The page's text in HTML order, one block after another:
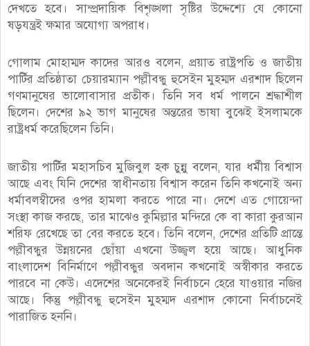
দেখতে হবে। সাম্প্রদায়িক বিশৃঙ্খলা সৃষ্টির উদ্দেশ্যে যে কোনো
ষড়যন্ত্রই ক্ষমার অযোগ্য অপরাধ।
গোলাম মোহাম্মদ কাদের আরও বলেন, প্রয়াত রাষ্ট্রপতি ও জাতীয়
পার্টির প্রতিষ্ঠাতা চেয়ারম্যান পল্লীবন্ধু হুসেইন মুহম্মদ এরশাদ ছিলেন
গণমানুষের ভালোবাসার প্রতীক। তিনি সব ধর্ম পালনে শ্রদ্ধাশীল
ছিলেন। দেশের ৯২ ভাগ মানুষের অন্তরের ভাষা বুঝেই ইসলামকে
রাষ্ট্রধর্ম করেছিলেন তিনি।
জাতীয় পার্টির মহাসচিব মুজিবুল হক চুন্নু বলেন, যার ধর্মীয় বিশ্বাস
আছে এবং যিনি দেশের স্বাধীনতায় বিশ্বাস করেন তিনি কখনোই অন্য
ধর্মাবলম্বীদের ওপর হামলা করতে পারে না। দেশে এত গোয়েন্দা
সংস্থা কাজ করছে, তার মাঝেও কুমিল্লার মন্দিরে কে বা কারা কুরআন
শরিফ রেখেছে তা বের করতে হবে। তিনি বলেন, দেশের প্রতিটি প্রান্তে
পল্লীবন্ধুর উন্নয়নের ছোঁয়া এখনো উজ্জ্বল হয়ে আছে। আধুনিক
বাংলাদেশ বিনির্মাণে পল্লীবন্ধুর অবদান কখনোই অস্বীকার করতে
পারবে না কেউ। এদেশের অনেকেরই নির্বাচনে হেরে যাওয়ার নজির
আছে। কিন্তু পল্লীবন্ধু হুসেইন মুহম্মদ এরশাদ কোনো নির্বাচনেই
পারাজিত হননি।